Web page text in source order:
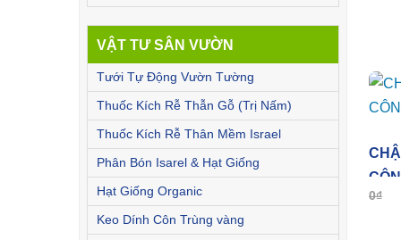
VẬT TƯ SÂN VƯỜN
Tưới Tự Động Vườn Tường
Thuốc Kích Rễ Thẫn Gỗ (Trị Nấm)
Thuốc Kích Rễ Thân Mềm Israel
Phân Bón Isarel & Hạt Giống
Hạt Giống Organic
Keo Dính Côn Trùng vàng
0₫